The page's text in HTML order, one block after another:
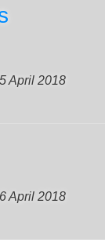
5 April 2018
6 April 2018